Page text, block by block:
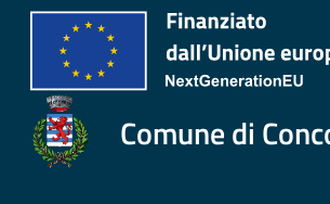
Comune di